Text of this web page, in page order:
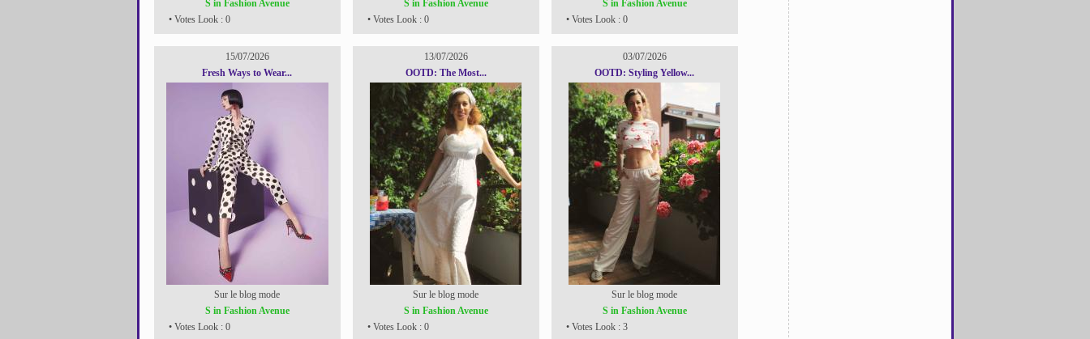
S in Fashion Avenue
• Votes Look : 0
S in Fashion Avenue
• Votes Look : 0
S in Fashion Avenue
• Votes Look : 0
15/07/2026
Fresh Ways to Wear...
Sur le blog mode
S in Fashion Avenue
• Votes Look : 0
13/07/2026
OOTD: The Most...
Sur le blog mode
S in Fashion Avenue
• Votes Look : 0
03/07/2026
OOTD: Styling Yellow...
Sur le blog mode
S in Fashion Avenue
• Votes Look : 3